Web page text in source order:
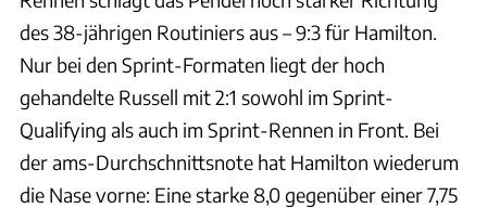
des 38-jährigen Routiniers aus – 9:3 für Hamilton.
Nur bei den Sprint-Formaten liegt der hoch
gehandelte Russell mit 2:1 sowohl im Sprint-
Qualifying als auch im Sprint-Rennen in Front. Bei
der ams-Durchschnittsnote hat Hamilton wiederum
die Nase vorne: Eine starke 8,0 gegenüber einer 7,75